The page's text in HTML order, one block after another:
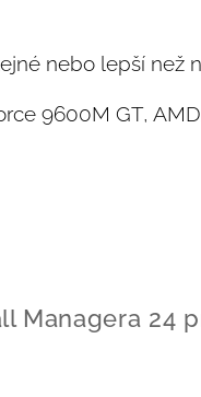
nebo lepší než
9600M GT,
Managera 24